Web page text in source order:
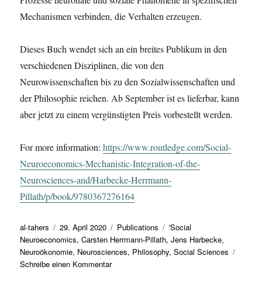
Mechanismen verbinden, die Verhalten erzeugen.
Dieses Buch wendet sich an ein breites Publikum in den
verschiedenen Disziplinen, die von den
Neurowissenschaften bis zu den Sozialwissenschaften und
der Philosophie reichen. Ab September ist es lieferbar, kann
aber jetzt zu einem vergünstigten Preis vorbestellt werden.
For more information:https://www.routledge.com/Social-
Neuroeconomics-Mechanistic-Integration-of-the-
Neurosciences-and/Harbecke-Herrmann-
Pillath/p/book/9780367276164
Autor
al-tahers
Veröffentlicht
am
29. April 2020 Kategorien
Publications Schlagwörter
'Social
Neuroeconomics,Carsten Herrmann-Pillath,Jens Harbecke,
Neuroökonomie, Neurosciences, Philosophy,Social Sciences
Schreibe einen Kommentarzu